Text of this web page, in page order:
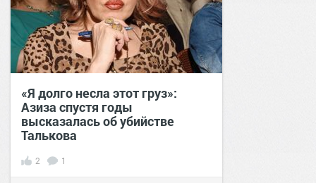
«Я долго несла этот груз»:
Азиза спустя годы
высказалась об убийстве
Талькова
2 1